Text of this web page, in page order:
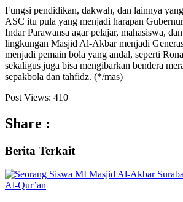
Fungsi pendidikan, dakwah, dan lainnya
ASC itu pula yang menjadi harapan
Indar Parawansa agar pelajar, mahasiswa,
lingkungan Masjid Al-Akbar menjadi
menjadi pemain bola yang andal, seperti
sekaligus juga bisa mengibarkan bendera
sepakbola dan tahfidz. (*/mas)
Post Views: 410
Share :
Berita Terkait